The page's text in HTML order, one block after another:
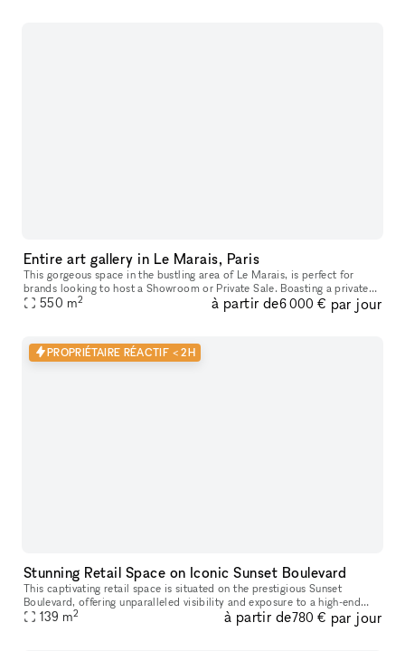
Entire art gallery in Le Marais, Paris
This gorgeous space in the bustling area of Le Marais, is perfect for
brands looking to host a Showroom or Private Sale. Boasting a private
entrance that creates a well-lit ambiance. With a trendy m
550 m2 à partir de6 000 € par jour
PROPRIÉTAIRE RÉACTIF < 2H
Stunning Retail Space on Iconic Sunset Boulevard
This captivating retail space is situated on the prestigious Sunset
Boulevard, offering unparalleled visibility and exposure to a high-end
clientele. Recently Renovated & Designed for Impact: Moder
139 m2 à partir de780 € par jour